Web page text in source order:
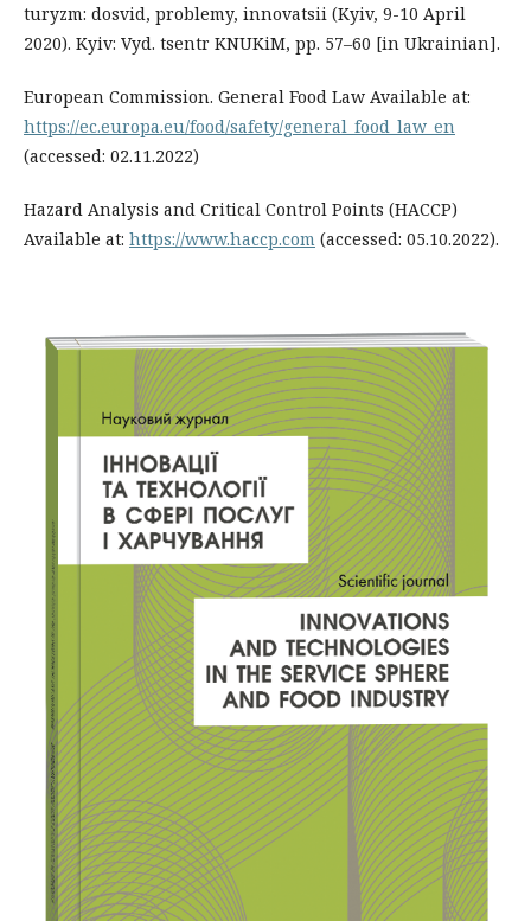
turyzm: dosvid, problemy, innovatsii (Kyiv, 9-10 April
2020). Kyiv: Vyd. tsentr KNUKiM, pp. 57–60 [in Ukrainian].
European Commission. General Food Law Available at:
https://ec.europa.eu/food/safety/general_food_law_en
(accessed: 02.11.2022)
Hazard Analysis and Critical Control Points (НАССР)
Available at: https://www.haccp.com (accessed: 05.10.2022).